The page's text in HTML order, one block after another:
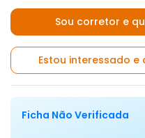
Sou corretor e
Estou interessado
Ficha Não Verificada